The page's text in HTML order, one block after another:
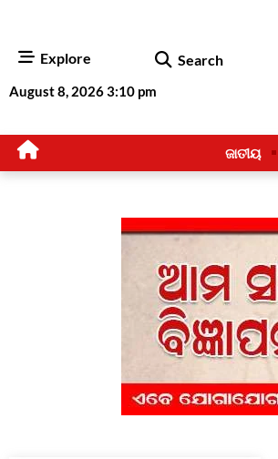
Explore Search
August 8, 2026 3:10 pm
ଜାତୀୟ